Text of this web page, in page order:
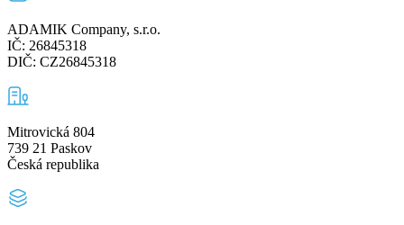
ADAMIK Company, s.r.o.
IČ: 26845318
DIČ: CZ26845318
Mitrovická 804
739 21 Paskov
Česká republika